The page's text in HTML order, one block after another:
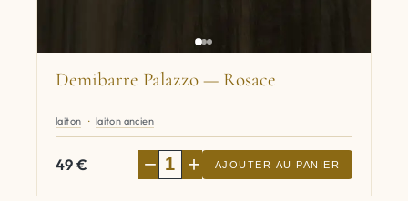
Demibarre Palazzo — Rosace
laiton laiton ancien
49€ − + AJOUTER AU PANIER